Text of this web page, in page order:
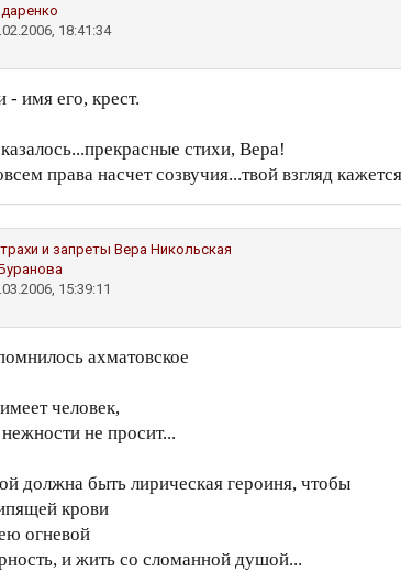
18:41:34
- имя его, крест.
стихи, Вера!
права насчет созвучия...твой взгляд
и запреты Вера Никольская
15:39:11
ахматовское
человек,
не просит...
должна быть лирическая героиня, чтобы
крови
огневой
и жить со сломанной душой...